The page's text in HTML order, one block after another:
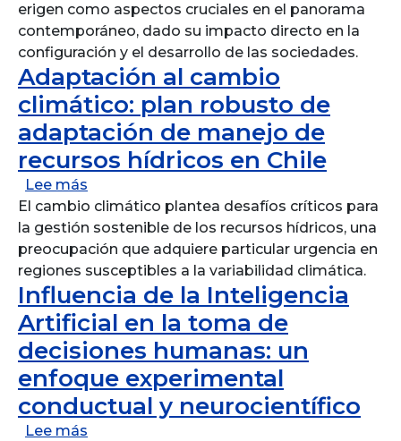
erigen como aspectos cruciales en el panorama
contemporáneo, dado su impacto directo en la
configuración y el desarrollo de las sociedades.
Adaptación al cambio
climático: plan robusto de
adaptación de manejo de
recursos hídricos en Chile
Lee más
El cambio climático plantea desafíos críticos para
la gestión sostenible de los recursos hídricos, una
preocupación que adquiere particular urgencia en
regiones susceptibles a la variabilidad climática.
Influencia de la Inteligencia
Artificial en la toma de
decisiones humanas: un
enfoque experimental
conductual y neurocientífico
Lee más